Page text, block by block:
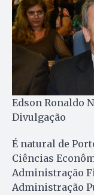
Edson Ronaldo
Divulgação
É natural de
Ciências
Administração
Administração